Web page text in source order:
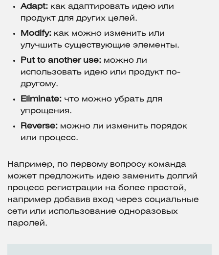
Adapt: как адаптировать идею или
продукт для других целей.
Modify: как можно изменить или
улучшить существующие элементы.
Put to another use: можно ли
использовать идею или продукт по-
другому.
Eliminate: что можно убрать для
упрощения.
Reverse: можно ли изменить порядок
или процесс.
Например, по первому вопросу команда
может предложить идею заменить долгий
процесс регистрации на более простой,
например добавив вход через социальные
сети или использование одноразовых
паролей.